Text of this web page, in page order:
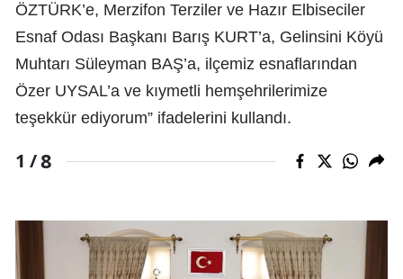
ÖZTÜRK’e, Merzifon Terziler ve Hazır Elbiseciler
Esnaf Odası Başkanı Barış KURT’a, Gelinsini Köyü
Muhtarı Süleyman BAŞ’a, ilçemiz esnaflarından
Özer UYSAL’a ve kıymetli hemşehrilerimize
teşekkür ediyorum” ifadelerini kullandı.
1 /8